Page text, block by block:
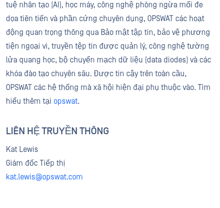
tuệ nhân tạo (AI), học máy, công nghệ phòng ngừa mối đe
dọa tiên tiến và phần cứng chuyên dụng, OPSWAT các hoạt
động quan trọng thông qua Bảo mật tập tin, bảo vệ phương
tiện ngoại vi, truyền tệp tin được quản lý, công nghệ tường
lửa quang học, bộ chuyển mạch dữ liệu (data diodes) và các
khóa đào tạo chuyên sâu. Được tin cậy trên toàn cầu,
OPSWAT các hệ thống mà xã hội hiện đại phụ thuộc vào. Tìm
hiểu thêm tại opswat.
LIÊN HỆ TRUYỀN THÔNG
Kat Lewis
Giám đốc Tiếp thị
kat.lewis@opswat.com